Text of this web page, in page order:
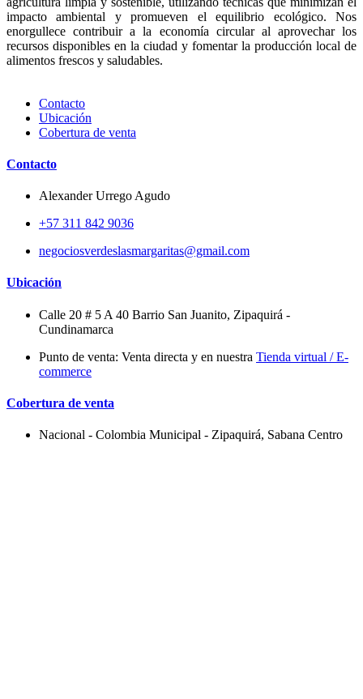
impacto ambiental y promueven el equilibrio ecológico. Nos
enorgullece contribuir a la economía circular al aprovechar los
recursos disponibles en la ciudad y fomentar la producción local de
alimentos frescos y saludables.
Contacto
Ubicación
Cobertura de venta
Contacto
Alexander Urrego Agudo
+57 311 842 9036
negociosverdeslasmargaritas@gmail.com
Ubicación
Calle 20 # 5 A 40 Barrio San Juanito, Zipaquirá -
Cundinamarca
Punto de venta: Venta directa y en nuestra Tienda virtual / E-
commerce
Cobertura de venta
Nacional - Colombia Municipal - Zipaquirá, Sabana Centro